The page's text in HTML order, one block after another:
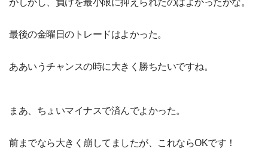
最後の金曜日のトレードはよかった。
ああいうチャンスの時に大きく勝ちたいですね。
まあ、ちょいマイナスで済んでよかった。
前までなら大きく崩してましたが、これならOKです！